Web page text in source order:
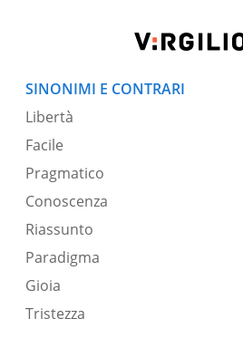
SINONIMI E CONTRARI
Libertà
Facile
Pragmatico
Conoscenza
Riassunto
Paradigma
Gioia
Tristezza